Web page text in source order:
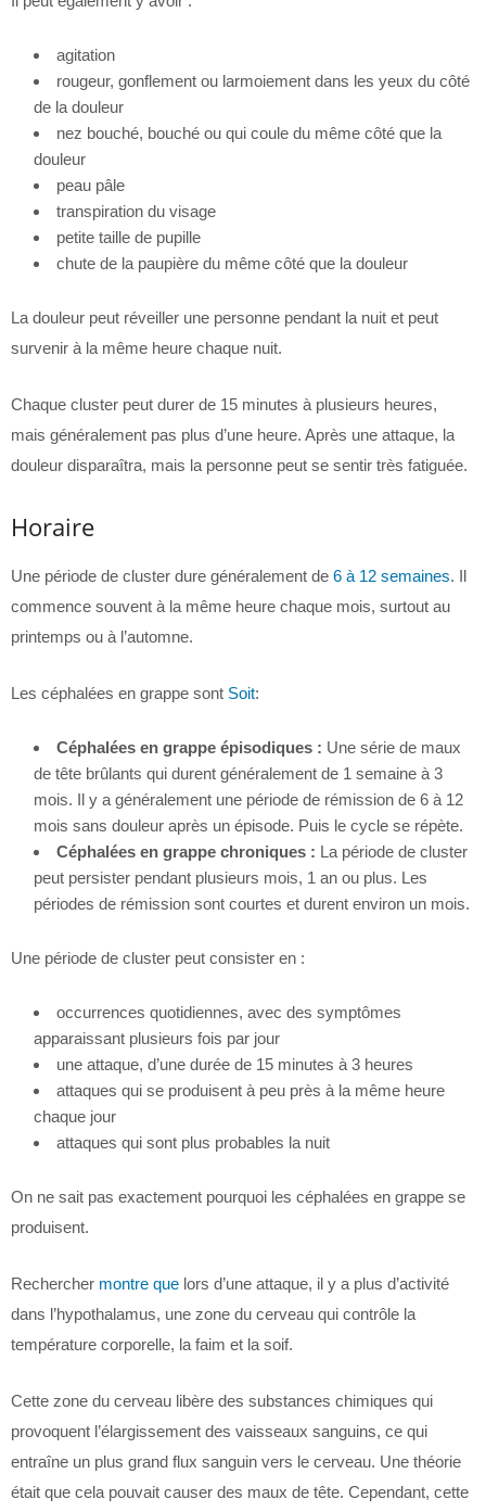
agitation
rougeur, gonflement ou larmoiement dans les yeux du côté
de la douleur
nez bouché, bouché ou qui coule du même côté que la
douleur
peau pâle
transpiration du visage
petite taille de pupille
chute de la paupière du même côté que la douleur
La douleur peut réveiller une personne pendant la nuit et peut
survenir à la même heure chaque nuit.
Chaque cluster peut durer de 15 minutes à plusieurs heures,
mais généralement pas plus d’une heure. Après une attaque, la
douleur disparaîtra, mais la personne peut se sentir très fatiguée.
Horaire
Une période de cluster dure généralement de 6 à 12 semaines. Il
commence souvent à la même heure chaque mois, surtout au
printemps ou à l’automne.
Les céphalées en grappe sont Soit:
Céphalées en grappe épisodiques : Une série de maux
de tête brûlants qui durent généralement de 1 semaine à 3
mois. Il y a généralement une période de rémission de 6 à 12
mois sans douleur après un épisode. Puis le cycle se répète.
Céphalées en grappe chroniques : La période de cluster
peut persister pendant plusieurs mois, 1 an ou plus. Les
périodes de rémission sont courtes et durent environ un mois.
Une période de cluster peut consister en :
occurrences quotidiennes, avec des symptômes
apparaissant plusieurs fois par jour
une attaque, d’une durée de 15 minutes à 3 heures
attaques qui se produisent à peu près à la même heure
chaque jour
attaques qui sont plus probables la nuit
On ne sait pas exactement pourquoi les céphalées en grappe se
produisent.
Rechercher montre que lors d’une attaque, il y a plus d’activité
dans l’hypothalamus, une zone du cerveau qui contrôle la
température corporelle, la faim et la soif.
Cette zone du cerveau libère des substances chimiques qui
provoquent l’élargissement des vaisseaux sanguins, ce qui
entraîne un plus grand flux sanguin vers le cerveau. Une théorie
était que cela pouvait causer des maux de tête. Cependant, cette